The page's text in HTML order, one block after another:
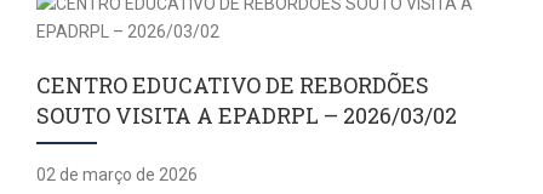
CENTRO EDUCATIVO DE REBORDÕES
SOUTO VISITA A EPADRPL – 2026/03/02
02 de março de 2026